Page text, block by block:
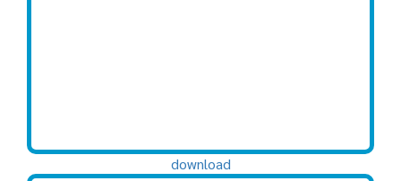
download